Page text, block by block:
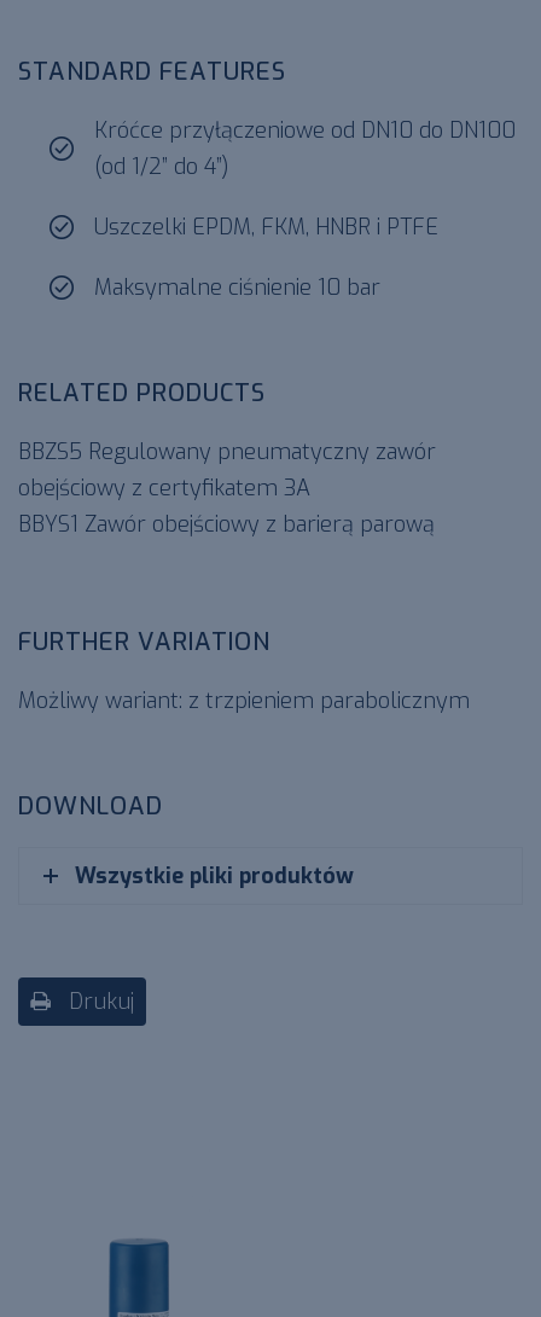
STANDARD FEATURES
Króćce przyłączeniowe od DN10 do DN100
(od 1/2” do 4”)
Uszczelki EPDM, FKM, HNBR i PTFE
Maksymalne ciśnienie 10 bar
RELATED PRODUCTS
BBZS5 Regulowany pneumatyczny zawór
obejściowy z certyfikatem 3A
BBYS1 Zawór obejściowy z barierą parową
FURTHER VARIATION
Możliwy wariant: z trzpieniem parabolicznym
DOWNLOAD
Wszystkie pliki produktów
Drukuj